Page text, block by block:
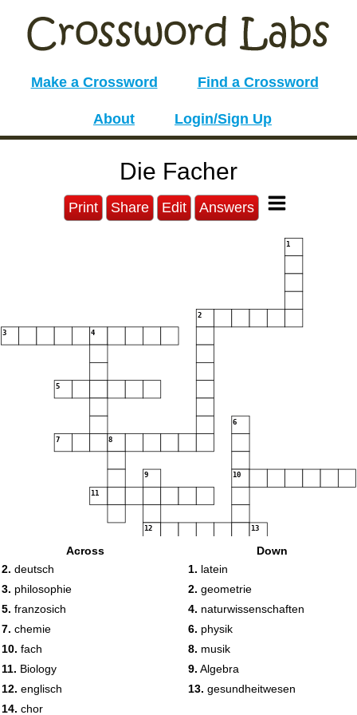
Make a Crossword Find a Crossword
About Login/Sign Up
Die Facher
Print Share Edit Answers
1
2
3 4
5
6
7 8
9 10
11
12 13
Across
2. deutsch
3. philosophie
5. franzosich
7. chemie
10. fach
11. Biology
12. englisch
14. chor
Down
1. latein
2. geometrie
4. naturwissenschaften
6. physik
8. musik
9. Algebra
13. gesundheitwesen